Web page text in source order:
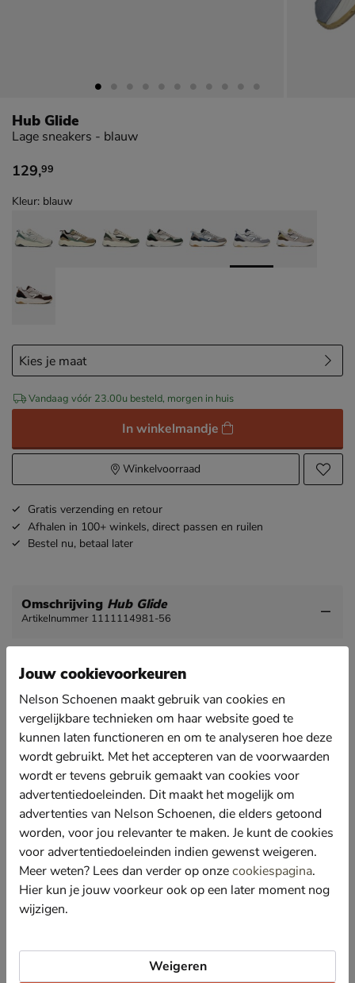
Hub Glide
Lage sneakers - blauw
€ 129,99
129,99
Kleur: blauw
Vandaag vóór 23.00u besteld, morgen in huis
In winkelmandje
Winkelvoorraad
Gratis verzending en retour
Afhalen in 100+ winkels, direct passen en ruilen
Bestel nu, betaal later
Omschrijving Hub Glide
Artikelnummer 1111114981-56
Een casual sneaker is een echte musthave in je
garderobe. Dit chunky model van Hub is helemaal on
trend.
Uitgevoerd in een combinatie van suède en mesh-
textiel wat de sneaker een sportieve uitstraling geeft.
Gevoerd met mesh textiel en voorzien van een
gewatteerde hielkap. Mesh-textiel voert warmte en
vocht snel af zodat de schoenen langer fris blijven.
Bevat een textiel voetbed met luchtkanalen en
perforatie om de voeten koel en op aangename
temperatuur te houden. Daarnaast is het voetbed
uitneembaar zodat eigen steunzolen gebruikt kunnen
worden.
Afgewerkt met een chunky loopzool met
uitstekende grip bij iedere stap.
Dit model valt breed uit.
Jouw cookievoorkeuren
Nelson Schoenen maakt gebruik van cookies en
vergelijkbare technieken om haar website goed te
kunnen laten functioneren en om te analyseren hoe deze
wordt gebruikt. Met het accepteren van de voorwaarden
wordt er tevens gebruik gemaakt van cookies voor
advertentiedoeleinden. Dit maakt het mogelijk om
advertenties van Nelson Schoenen, die elders getoond
worden, voor jou relevanter te maken. Je kunt de cookies
voor advertentiedoeleinden indien gewenst weigeren.
Meer weten? Lees dan verder op onzecookiespagina.
Hier kun je jouw voorkeur ook op een later moment nog
wijzigen.
Weigeren